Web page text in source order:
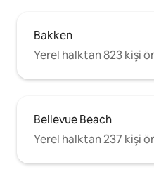
Bakken
Yerel halktan 823 kişi
Bellevue Beach
Yerel halktan 237 kişi